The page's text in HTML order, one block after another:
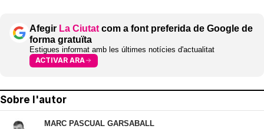
Afegir La Ciutat com a font preferida de Google de
forma gratuïta
Estigues informat amb les últimes notícies d'actualitat
ACTIVAR ARA
Sobre l'autor
MARC PASCUAL GARSABALL